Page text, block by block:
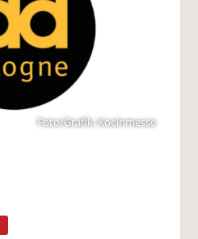
Foto/Grafik: Koelnmesse